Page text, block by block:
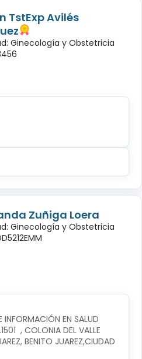
TstExp Avilés
Ginecología y Obstetricia
Zuñiga Loera
Ginecología y Obstetricia
INFORMACIÓN EN SALUD
, COLONIA DEL VALLE
BENITO JUAREZ,CIUDAD